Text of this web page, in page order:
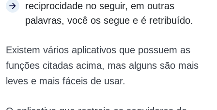
reciprocidade no seguir, em outras
palavras, você os segue e é retribuído.
Existem vários aplicativos que possuem as
funções citadas acima, mas alguns são mais
leves e mais fáceis de usar.